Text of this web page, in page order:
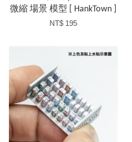
微縮 場景 模型 [ HankTown ]
NT$ 195